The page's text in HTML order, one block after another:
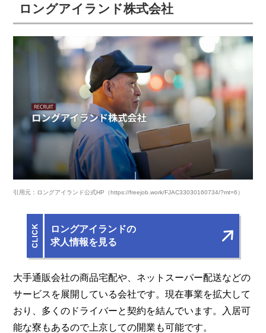
ロングアイランド株式会社
引用元：ロングアイランド公式HP（https://freejob.work/FJAC33030160734/?mt=6）
ロングアイランドの
求人情報を見る
大手通販会社の商品宅配や、ネットスーパー配送などの
サービスを展開している会社です。現在事業を拡大して
おり、多くのドライバーと契約を結んでいます。入居可
能な寮もあるので上京しての開業も可能です。